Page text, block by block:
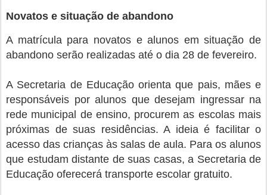
Novatos e situação de abandono
A matrícula para novatos e alunos em situação de
abandono serão realizadas até o dia 28 de fevereiro.
A Secretaria de Educação orienta que pais, mães e
responsáveis por alunos que desejam ingressar na
rede municipal de ensino, procurem as escolas mais
próximas de suas residências. A ideia é facilitar o
acesso das crianças às salas de aula. Para os alunos
que estudam distante de suas casas, a Secretaria de
Educação oferecerá transporte escolar gratuito.